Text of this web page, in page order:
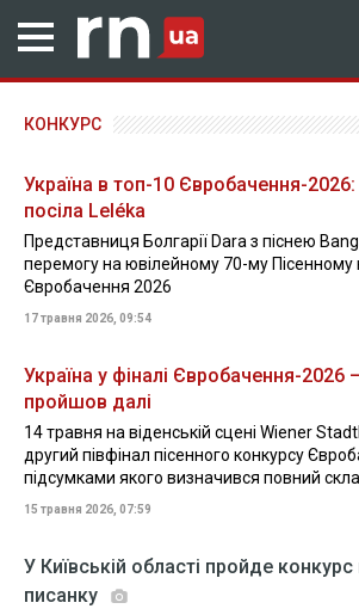
КОНКУРС
Україна в топ-10 Євробачення-
посіла Leléka
Представниця Болгарії Dara з піснею
перемогу на ювілейному 70-му Пісенному
Євробачення 2026
17 травня 2026, 09:54
Україна у фіналі Євробачення-2026
пройшов далі
14 травня на віденській сцені Wiener
другий півфінал пісенного конкурсу
підсумками якого визначився повний
15 травня 2026, 07:59
У Київській області пройде
писанку